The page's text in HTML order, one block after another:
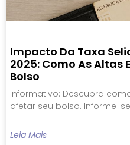
Impacto Da Taxa
2025: Como As Altas
Bolso
Informativo: Descubra
afetar seu bolso. Informe-
Leia Mais